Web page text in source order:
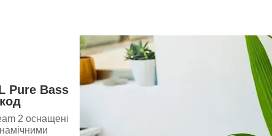
Pure Bass
2 оснащені